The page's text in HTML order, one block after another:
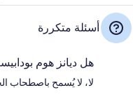
أسئلة متكررة
هل ديانز هوم
لا، لا يُسمح باصطحاب